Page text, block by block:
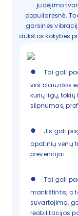
judėjimo
populiaresnė.
garsinės
aukštos kokybės
●
Tai gali
virš blauzdos
kurių ligų,
silpnumas,
●
Jis gali
apatinių venų
prevencijai.
●
Tai gali
mankštintis, o
suvartojimą,
reabilitacijos